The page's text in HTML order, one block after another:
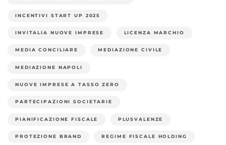
INCENTIVI START UP 2025
INVITALIA NUOVE IMPRESE LICENZA MARCHIO
MEDIA CONCILIARE MEDIAZIONE CIVILE
MEDIAZIONE NAPOLI
NUOVE IMPRESE A TASSO ZERO
PARTECIPAZIONI SOCIETARIE
PIANIFICAZIONE FISCALE PLUSVALENZE
PROTEZIONE BRAND REGIME FISCALE HOLDING